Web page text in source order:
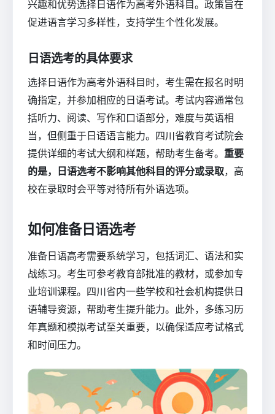
兴趣和优势选择日语作为高考外语科目。政策旨在
促进语言学习多样性，支持学生个性化发展。
日语选考的具体要求
选择日语作为高考外语科目时，考生需在报名时明
确指定，并参加相应的日语考试。考试内容通常包
括听力、阅读、写作和口语部分，难度与英语相
当，但侧重于日语语言能力。四川省教育考试院会
提供详细的考试大纲和样题，帮助考生备考。 重要
的是，日语选考不影响其他科目的评分或录取，高
校在录取时会平等对待所有外语选项。
如何准备日语选考
准备日语高考需要系统学习，包括词汇、语法和实
战练习。考生可参考教育部批准的教材，或参加专
业培训课程。四川省内一些学校和社会机构提供日
语辅导资源，帮助考生提升能力。此外，多练习历
年真题和模拟考试至关重要，以确保适应考试格式
和时间压力。